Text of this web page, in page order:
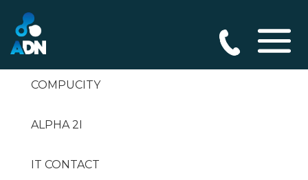
GybeSet Informatique
COMPUCITY
ALPHA 2I
IT CONTACT